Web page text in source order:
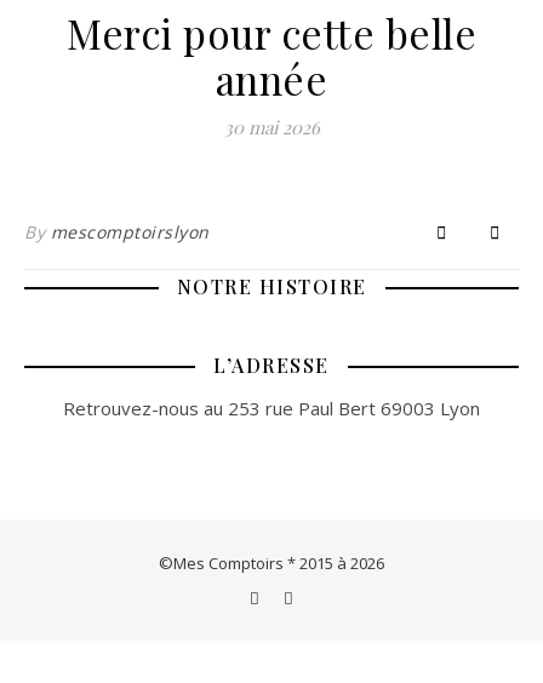
Merci pour cette belle
année
30 mai 2026
By mescomptoirslyon
NOTRE HISTOIRE
L’ADRESSE
Retrouvez-nous au 253 rue Paul Bert 69003 Lyon
©Mes Comptoirs * 2015 à 2026